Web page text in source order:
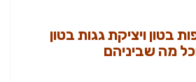
בטון ויציקת גגות בטון
מה שביניהם